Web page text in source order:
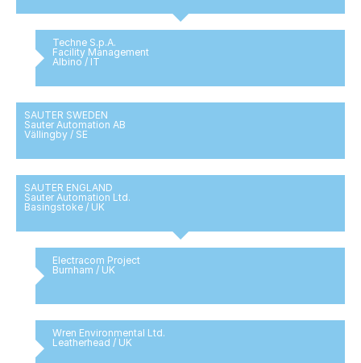
Techne S.p.A.
Facility Management
Albino / IT
SAUTER SWEDEN
Sauter Automation AB
Vällingby / SE
SAUTER ENGLAND
Sauter Automation Ltd.
Basingstoke / UK
Electracom Project
Burnham / UK
Wren Environmental Ltd.
Leatherhead / UK